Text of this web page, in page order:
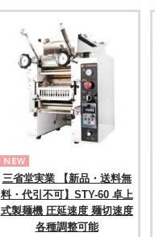
三省堂実業 【新品・送料無
料・代引不可】STY-60 卓上
式製麺機 圧延速度 麺切速度
各種調整可能